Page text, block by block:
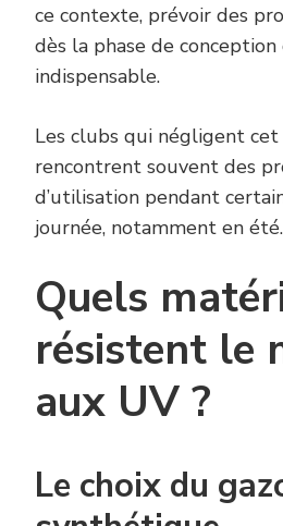
ce contexte, prévoir des
dès la phase de
indispensable.
Les clubs qui négligent cet
rencontrent souvent des
d’utilisation pendant
journée, notamment en été.
Quels
résistent le
aux UV ?
Le choix du